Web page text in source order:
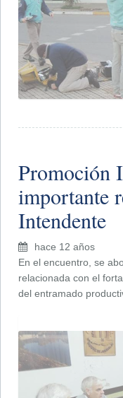
Promoción
importante
Intendente
hace 12 años
En el encuentro, se
relacionada con el
del entramado